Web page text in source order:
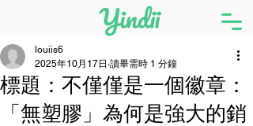
標題：不僅僅是一個徽章：
「無塑膠」為何是強大的銷
louiis6
2025年10月17日 讀畢需時 1 分鐘